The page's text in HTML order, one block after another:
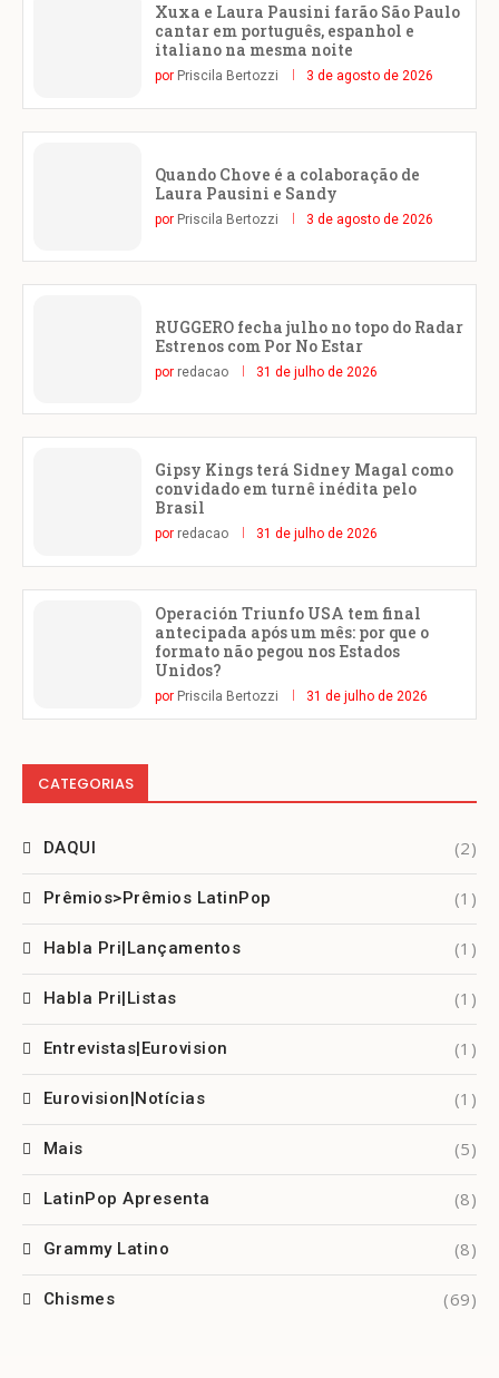
Xuxa e Laura Pausini farão São Paulo
cantar em português, espanhol e
italiano na mesma noite
por Priscila Bertozzi 3 de agosto de 2026
Quando Chove é a colaboração de
Laura Pausini e Sandy
por Priscila Bertozzi 3 de agosto de 2026
RUGGERO fecha julho no topo do Radar
Estrenos com Por No Estar
por redacao 31 de julho de 2026
Gipsy Kings terá Sidney Magal como
convidado em turnê inédita pelo
Brasil
por redacao 31 de julho de 2026
Operación Triunfo USA tem final
antecipada após um mês: por que o
formato não pegou nos Estados
Unidos?
por Priscila Bertozzi 31 de julho de 2026
CATEGORIAS
DAQUI (2)
Prêmios>Prêmios LatinPop (1)
Habla Pri|Lançamentos (1)
Habla Pri|Listas (1)
Entrevistas|Eurovision (1)
Eurovision|Notícias (1)
Mais (5)
LatinPop Apresenta (8)
Grammy Latino (8)
Chismes (69)